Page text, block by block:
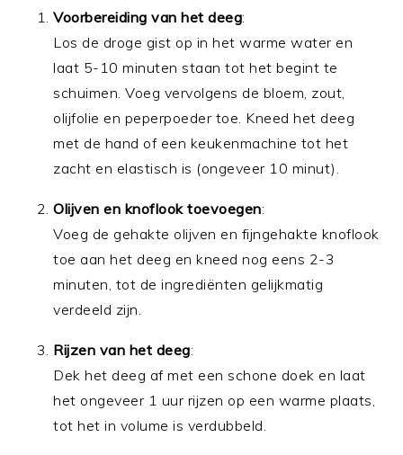
Voorbereiding van het deeg:
Los de droge gist op in het warme water en
laat 5-10 minuten staan tot het begint te
schuimen. Voeg vervolgens de bloem, zout,
olijfolie en peperpoeder toe. Kneed het deeg
met de hand of een keukenmachine tot het
zacht en elastisch is (ongeveer 10 minut).
Olijven en knoflook toevoegen:
Voeg de gehakte olijven en fijngehakte knoflook
toe aan het deeg en kneed nog eens 2-3
minuten, tot de ingrediënten gelijkmatig
verdeeld zijn.
Rijzen van het deeg:
Dek het deeg af met een schone doek en laat
het ongeveer 1 uur rijzen op een warme plaats,
tot het in volume is verdubbeld.